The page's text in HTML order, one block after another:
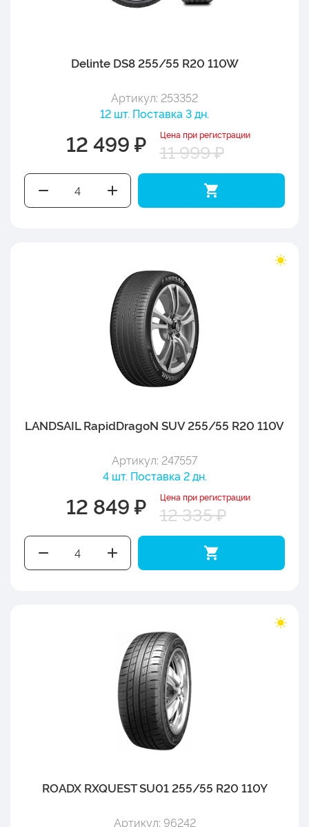
Delinte DS8 255/55 R20 110W
Артикул: 253352
12 шт. Поставка 3 дн.
12 499 ₽ Цена при регистрации
11 999 ₽
LANDSAIL RapidDragoN SUV 255/55 R20 110V
Артикул: 247557
4 шт. Поставка 2 дн.
12 849 ₽ Цена при регистрации
12 335 ₽
ROADX RXQUEST SU01 255/55 R20 110Y
Артикул: 96242